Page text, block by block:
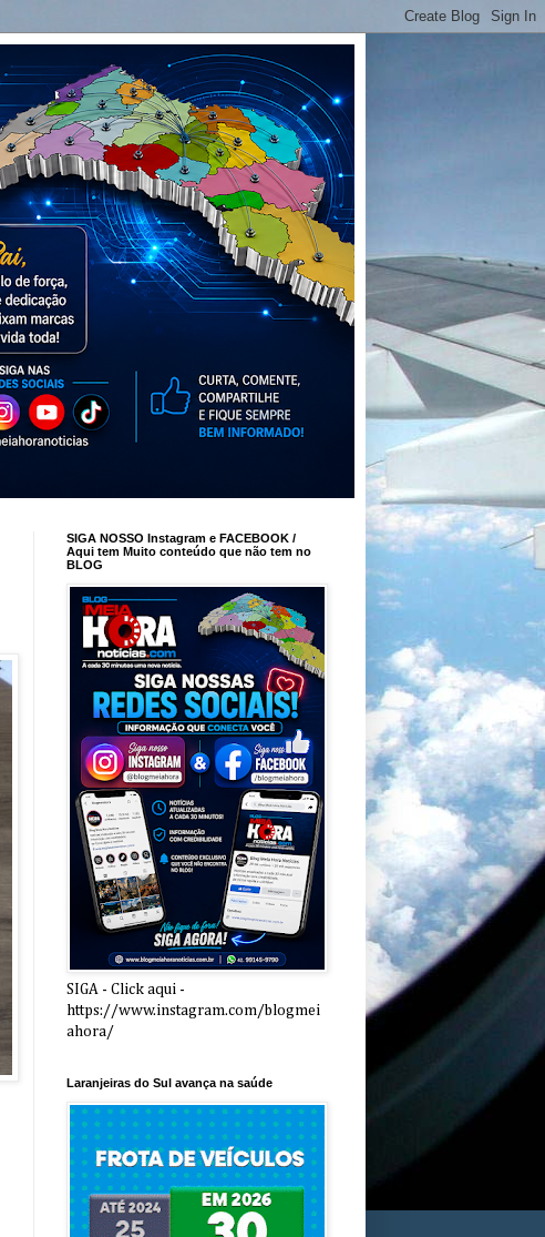
SIGA NOSSO Instagram e FACEBOOK /
Aqui tem Muito conteúdo que não tem no
BLOG
SIGA - Click aqui -
https://www.instagram.com/blogmei
ahora/
Laranjeiras do Sul avança na saúde